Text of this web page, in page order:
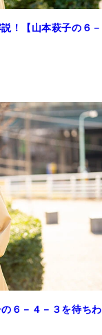
！【山本萩子の６－
６－４－３を待ちわ